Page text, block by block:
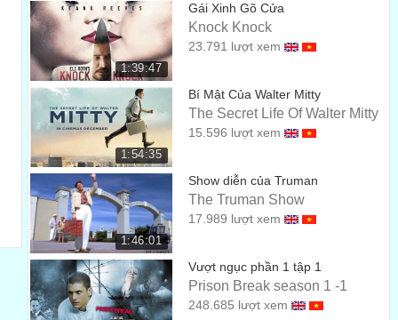
She's singing her song
Cô ấy đang cất tiếng hát...
so that she can send all the fairies home across the
sea.
để đưa tất cả các vị tiên trở về nhà qua đại dương bao la.
01:51
And look, look, she's turning into a seal.
Và xem kìa, cô đang biến thành con hải cẩu.
Do you like the selkie?
Bố có thích Selkie không?
She's beautiful.
Cô ấy đẹp lắm.
1:39:47
Gái Xinh Gõ Cửa
Knock Knock
23.791 lượt xem
1:54:35
Bí Mật Của Walter Mitty
The Secret Life Of Walter Mitty
15.596 lượt xem
1:46:01
Show diễn của Truman
The Truman Show
17.989 lượt xem
Vượt ngục phần 1 tập 1
Prison Break season 1 -1
248.685 lượt xem